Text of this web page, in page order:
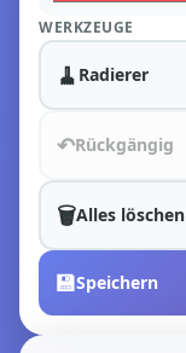
WERKZEUGE
🧹 Radierer
↶Rückgängig
🗑️Alles löschen
💾Speichern